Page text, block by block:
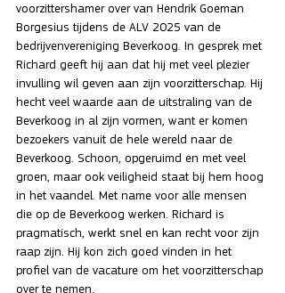
voorzittershamer over van Hendrik Goeman
Borgesius tijdens de ALV 2025 van de
bedrijvenvereniging Beverkoog. In gesprek met
Richard geeft hij aan dat hij met veel plezier
invulling wil geven aan zijn voorzitterschap. Hij
hecht veel waarde aan de uitstraling van de
Beverkoog in al zijn vormen, want er komen
bezoekers vanuit de hele wereld naar de
Beverkoog. Schoon, opgeruimd en met veel
groen, maar ook veiligheid staat bij hem hoog
in het vaandel. Met name voor alle mensen
die op de Beverkoog werken. Richard is
pragmatisch, werkt snel en kan recht voor zijn
raap zijn. Hij kon zich goed vinden in het
profiel van de vacature om het voorzitterschap
over te nemen.